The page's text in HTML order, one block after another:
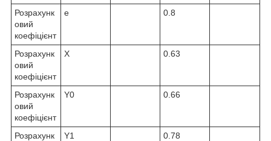
Розрахунк
овий
коефіцієнт
e 0.8
Розрахунк
овий
коефіцієнт
X 0.63
Розрахунк
овий
коефіцієнт
Y0 0.66
Розрахунк
Y1 0.78